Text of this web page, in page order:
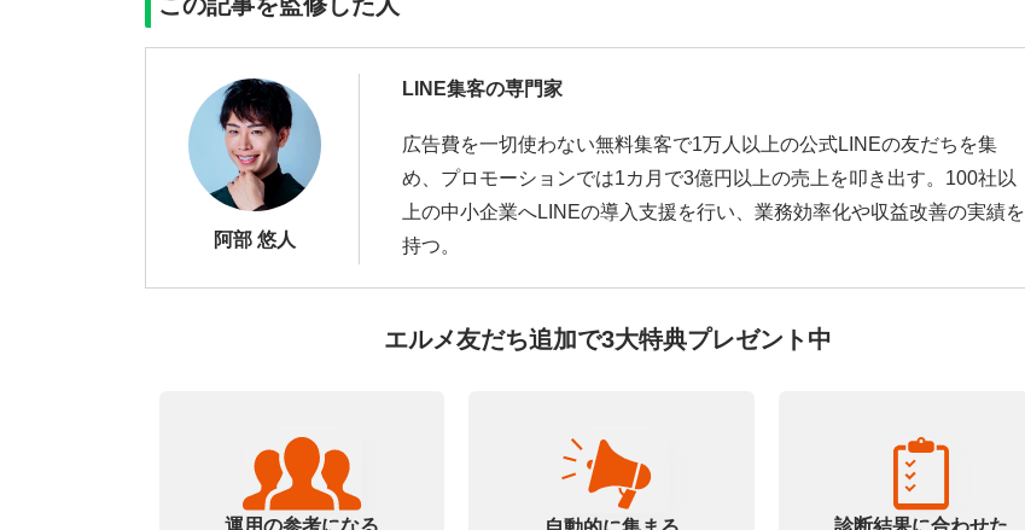
阿部 悠人
LINE集客の専門家
広告費を一切使わない無料集客で1万人以上の公式LINEの友だちを集
め、プロモーションでは1カ月で3億円以上の売上を叩き出す。100社以
上の中小企業へLINEの導入支援を行い、業務効率化や収益改善の実績を
持つ。
エルメ友だち追加で3大特典プレゼント中